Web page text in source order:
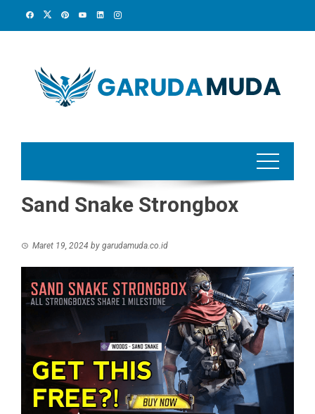
Sand Snake Strongbox
Maret 19, 2024 by garudamuda.co.id